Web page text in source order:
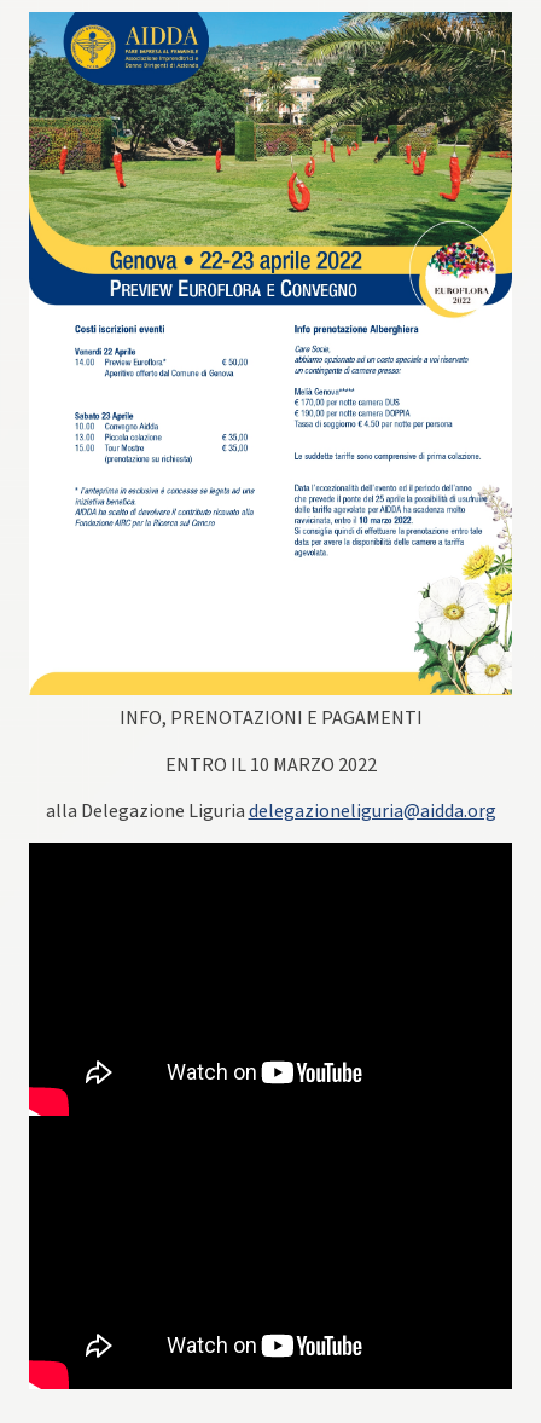
INFO, PRENOTAZIONI E PAGAMENTI
ENTRO IL 10 MARZO 2022
alla Delegazione Liguriadelegazioneliguria@aidda.org